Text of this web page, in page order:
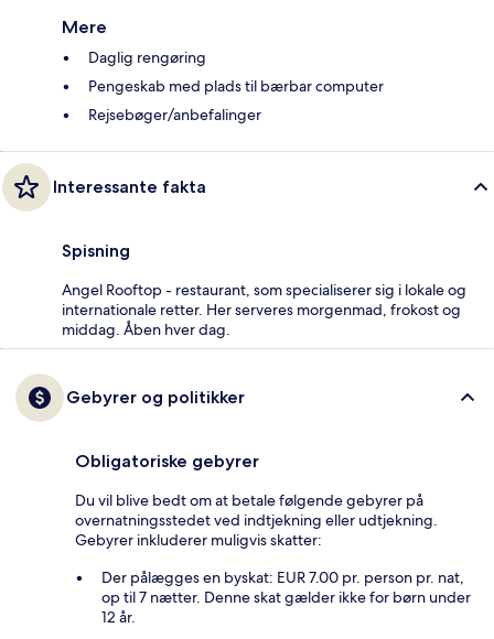
Mere
Daglig rengøring
Pengeskab med plads til bærbar computer
Rejsebøger/anbefalinger
Interessante fakta
Spisning
Angel Rooftop - restaurant, som specialiserer sig i lokale og
internationale retter. Her serveres morgenmad, frokost og
middag. Åben hver dag.
Gebyrer og politikker
Obligatoriske gebyrer
Du vil blive bedt om at betale følgende gebyrer på
overnatningsstedet ved indtjekning eller udtjekning.
Gebyrer inkluderer muligvis skatter:
Der pålægges en byskat: EUR 7.00 pr. person pr. nat,
op til 7 nætter. Denne skat gælder ikke for børn under
12 år.